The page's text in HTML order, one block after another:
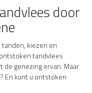
door
kiezen en
tandvlees
genezing ervan. Maar
En kunt u ontstoken